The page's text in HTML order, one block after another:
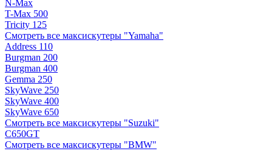
N-Max
T-Max 500
Tricity 125
Смотреть все максискутеры "Yamaha"
Address 110
Burgman 200
Burgman 400
Gemma 250
SkyWave 250
SkyWave 400
SkyWave 650
Смотреть все максискутеры "Suzuki"
C650GT
Смотреть все максискутеры "BMW"